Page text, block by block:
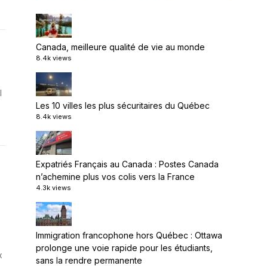
Canada, meilleure qualité de vie au monde
8.4k views
Les 10 villes les plus sécuritaires du Québec
8.4k views
Expatriés Français au Canada : Postes Canada
n’achemine plus vos colis vers la France
4.3k views
Immigration francophone hors Québec : Ottawa
prolonge une voie rapide pour les étudiants,
sans la rendre permanente